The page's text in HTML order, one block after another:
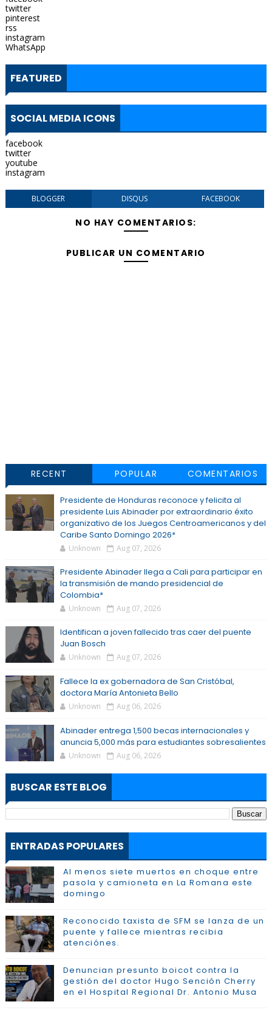
twitter
pinterest
rss
instagram
WhatsApp
FEATURED
SOCIAL MEDIA ICONS
facebook
twitter
youtube
instagram
BLOGGER DISQUS FACEBOOK
NO HAY COMENTARIOS:
PUBLICAR UN COMENTARIO
RECENT POPULAR COMENTARIOS
Presidente de Honduras reconoce y felicita al
presidente Luis Abinader por extraordinario éxito
organizativo de los Juegos Centroamericanos y del
Caribe Santo Domingo 2026*
Unknown Aug 07, 2026
Presidente Abinader llega a Cali para participar en
la transmisión de mando presidencial de
Colombia*
Unknown Aug 07, 2026
Identifican a joven fallecido tras caer del puente
Juan Bosch
Unknown Aug 07, 2026
Fallece la ex gobernadora de San Cristóbal,
doctora María Antonieta Bello
Unknown Aug 06, 2026
Abinader entrega 1,500 becas internacionales y
anuncia 5,000 más para estudiantes sobresalientes
Unknown Aug 06, 2026
BUSCAR ESTE BLOG
ENTRADAS POPULARES
Al menos siete muertos en choque entre
pasola y camioneta en La Romana este
domingo
Reconocido taxista de SFM se lanza de un
puente y fallece mientras recibia
atenciónes.
Denuncian presunto boicot contra la
gestión del doctor Hugo Sención Cherry
en el Hospital Regional Dr. Antonio Musa